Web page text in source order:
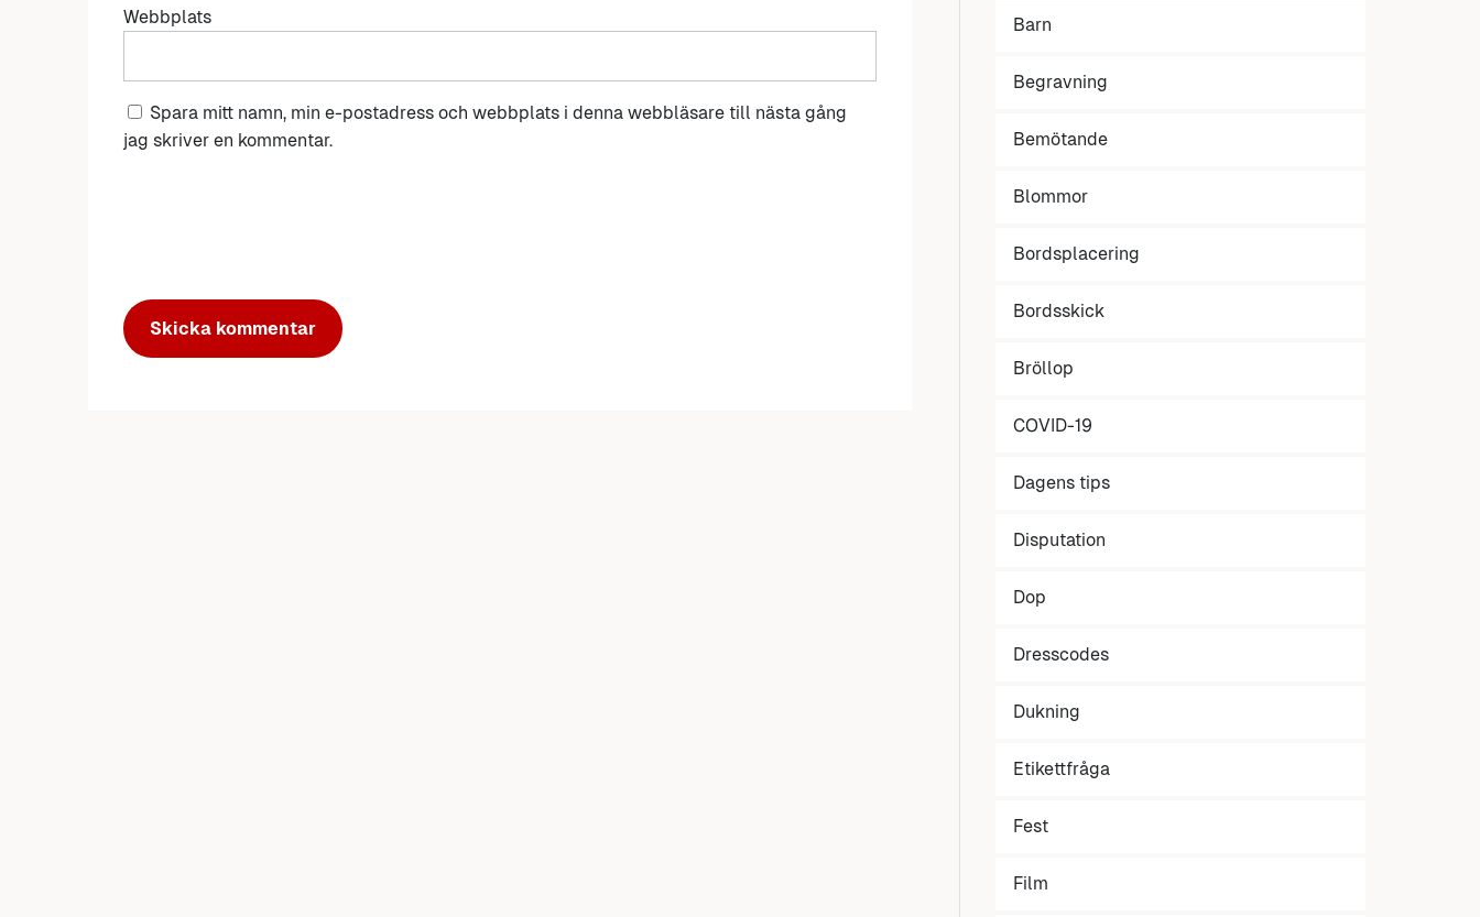
Webbplats
Spara mitt namn, min e-postadress och webbplats i denna webbläsare till nästa gång
jag skriver en kommentar.
Barn
Begravning
Bemötande
Blommor
Bordsplacering
Bordsskick
Bröllop
COVID-19
Dagens tips
Disputation
Dop
Dresscodes
Dukning
Etikettfråga
Fest
Film